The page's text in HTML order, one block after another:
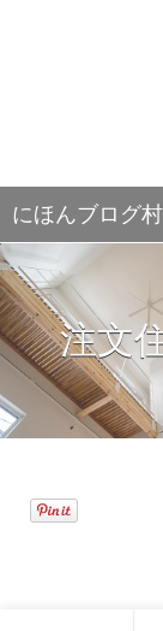
にほんブログ
注文